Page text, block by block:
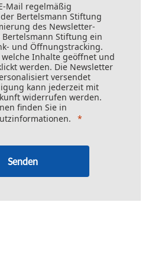
Mail regelmäßig
Bertelsmann Stiftung
des Newsletter-
Stiftung ein
und Öffnungstracking.
Inhalte geöffnet und
werden. Die Newsletter
versendet
kann jederzeit mit
widerrufen werden.
finden Sie in
.
Senden